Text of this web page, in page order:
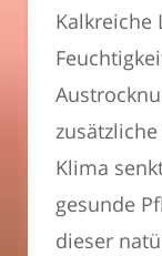
Kalkreiche
Klima
gesunde
dieser